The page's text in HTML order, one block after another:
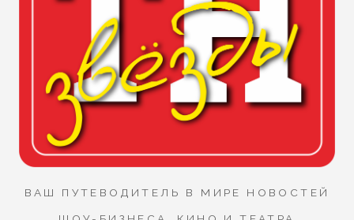
ВАШ ПУТЕВОДИТЕЛЬ В МИРЕ НОВОСТЕЙ